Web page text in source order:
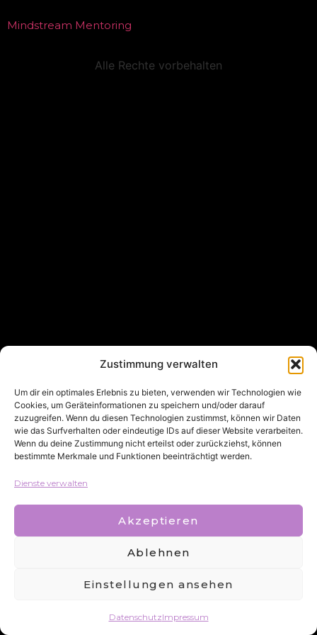
Zustimmung verwalten
Um dir ein optimales Erlebnis zu bieten, verwenden wir Technologien wie
Cookies, um Geräteinformationen zu speichern und/oder darauf
zuzugreifen. Wenn du diesen Technologien zustimmst, können wir Daten
wie das Surfverhalten oder eindeutige IDs auf dieser Website verarbeiten.
Wenn du deine Zustimmung nicht erteilst oder zurückziehst, können
bestimmte Merkmale und Funktionen beeinträchtigt werden.
Dienste verwalten
Akzeptieren
Ablehnen
Einstellungen ansehen
DatenschutzImpressum
Mindstream Mentoring
Alle Rechte vorbehalten